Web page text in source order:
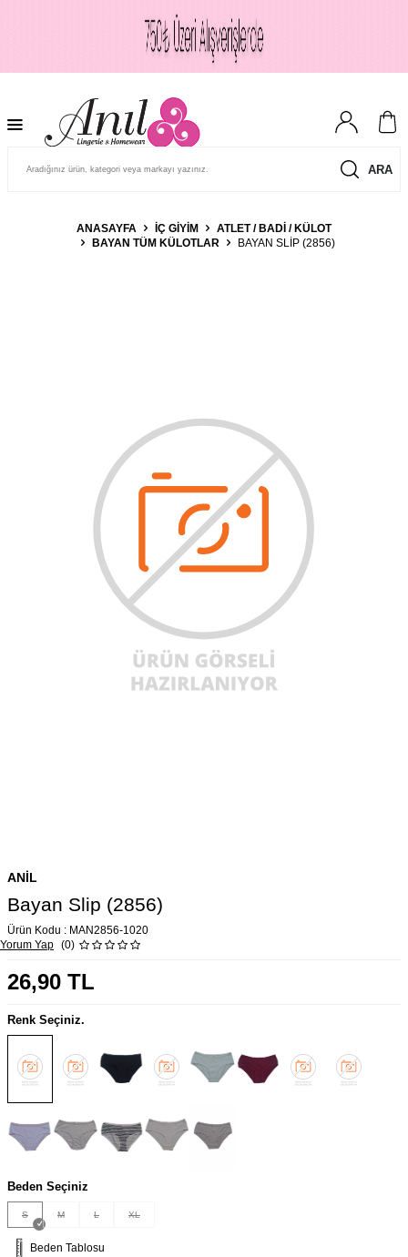
ARA
ANASAYFA İÇ GIYIM
ATLET / BADI / KÜLOT
BAYAN TÜM KÜLOTLAR
BAYAN SLIP (2856)
ANIL
Bayan Slip (2856)
Ürün Kodu : MAN2856-1020
Yorum Yap (0)
26,90 TL
Renk Seçiniz.
Beden Seçiniz
S M L XL
Beden Tablosu